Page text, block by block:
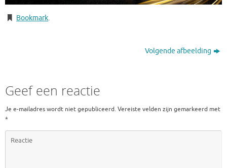
Bookmark.
Volgende afbeelding
Geef een reactie
Je e-mailadres wordt niet gepubliceerd. Vereiste velden zijn gemarkeerd met
*